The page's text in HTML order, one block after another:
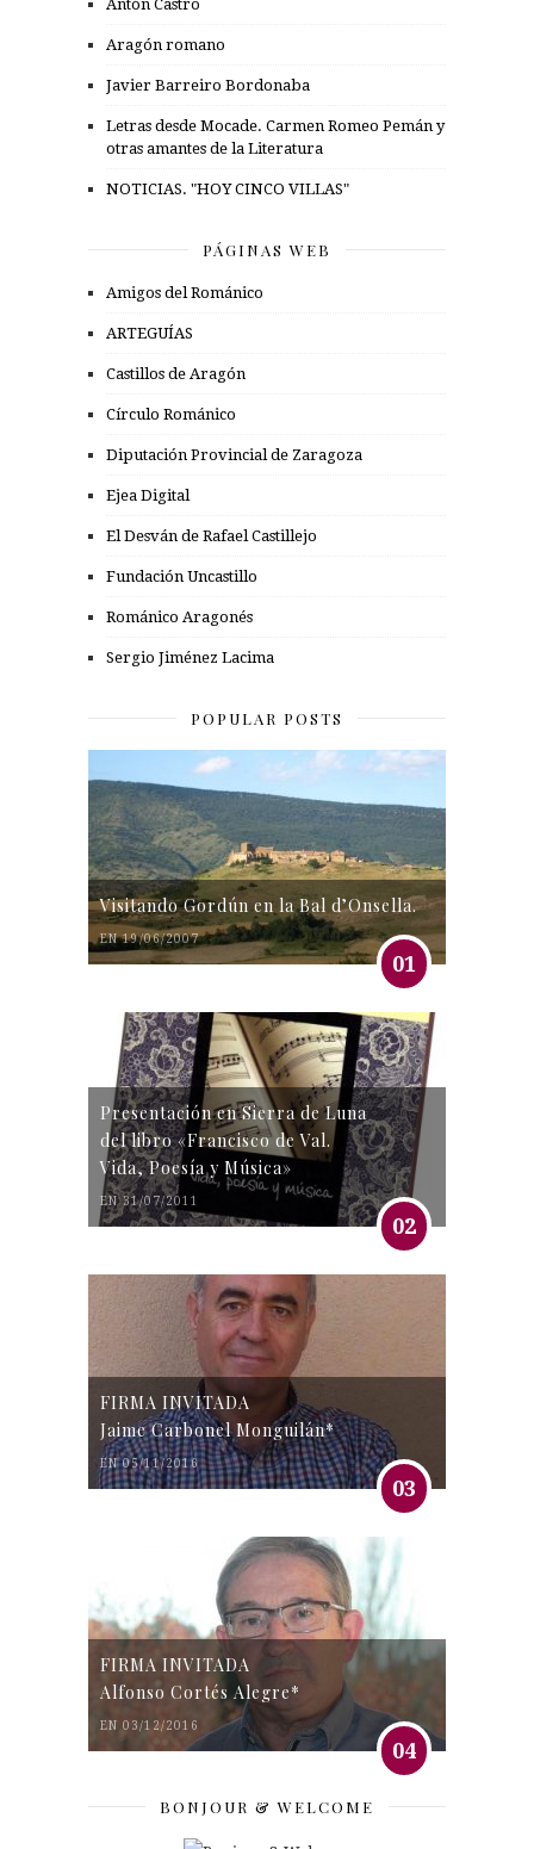
Antón Castro
Aragón romano
Javier Barreiro Bordonaba
Letras desde Mocade. Carmen Romeo Pemán y
otras amantes de la Literatura
NOTICIAS. "HOY CINCO VILLAS"
PÁGINAS WEB
Amigos del Románico
ARTEGUÍAS
Castillos de Aragón
Círculo Románico
Diputación Provincial de Zaragoza
Ejea Digital
El Desván de Rafael Castillejo
Fundación Uncastillo
Románico Aragonés
Sergio Jiménez Lacima
POPULAR POSTS
Visitando Gordún en la Bal d’Onsella.
EN 19/06/2007
01
Presentación en Sierra de Luna
del libro «Francisco de Val.
Vida, Poesía y Música»
EN 31/07/2011
02
FIRMA INVITADA
Jaime Carbonel Monguilán*
EN 05/11/2016
03
FIRMA INVITADA
Alfonso Cortés Alegre*
EN 03/12/2016
04
BONJOUR & WELCOME